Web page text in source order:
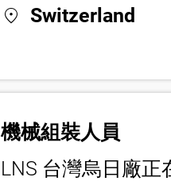
location_on Switzerland
機械組裝人員
LNS 台灣烏日廠正